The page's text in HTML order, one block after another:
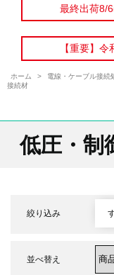
最終出荷8/
【重要】
ホーム > 電線・ケーブル接続
接続材
低圧・制
絞り込み
並べ替え